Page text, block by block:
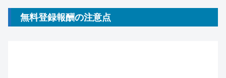
無料登録報酬の注意点